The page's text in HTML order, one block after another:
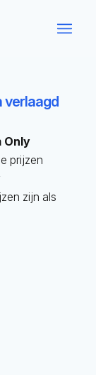
verlaagd
Only
prijzen
zijn als